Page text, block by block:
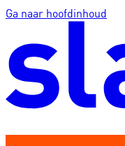
Ga naar hoofdinhoud